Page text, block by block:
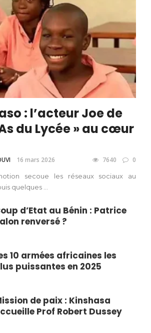
: l’acteur Joe de
du Lycée » au cœur
16 mars 2026 7640 0
secoue les réseaux sociaux au
quelques ...
d’Etat au Bénin : Patrice
renversé ?
10 armées africaines les
puissantes en 2025
de paix : Kinshasa
Prof Robert Dussey